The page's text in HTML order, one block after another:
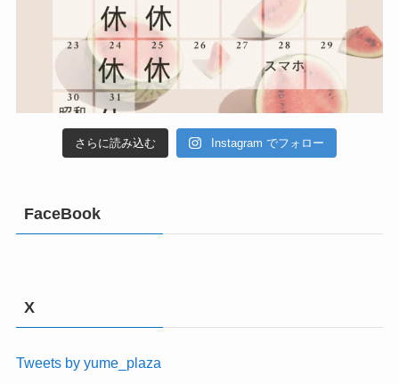
さらに読み込む Instagram でフォロー
FaceBook
X
Tweets by yume_plaza